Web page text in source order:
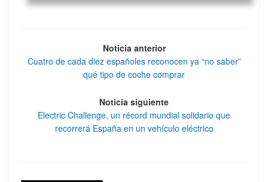
Noticia anterior
Cuatro de cada diez españoles reconocen ya “no saber”
qué tipo de coche comprar
Noticia siguiente
Electric Challenge, un récord mundial solidario que
recorrerá España en un vehículo eléctrico